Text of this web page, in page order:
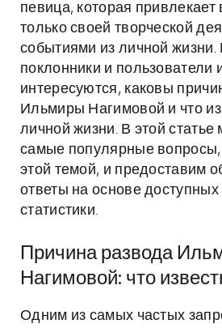
певица, которая
только своей творческой
событиями из личной жизни.
поклонники и пользователи
интересуются, каковы
Ильмиры Нагимовой и что
личной жизни. В этой
самые популярные вопросы,
этой темой, и предоставим
ответы на основе доступных
статистики.
Причина развода
Нагимовой: что
Одним из самых частых